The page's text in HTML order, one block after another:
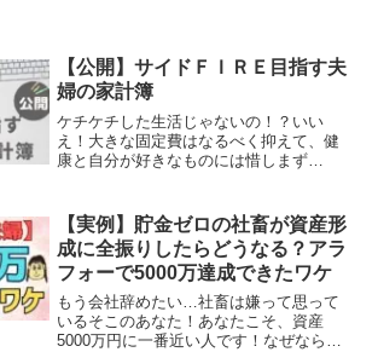
【公開】サイドＦＩＲＥ目指す夫
婦の家計簿
ケチケチした生活じゃないの！？いい
え！大きな固定費はなるべく抑えて、健
康と自分が好きなものには惜しまず…
【実例】貯金ゼロの社畜が資産形
成に全振りしたらどうなる？アラ
フォーで5000万達成できたワケ
もう会社辞めたい…社畜は嫌って思って
いるそこのあなた！あなたこそ、資産
5000万円に一番近い人です！なぜなら…